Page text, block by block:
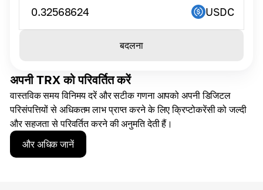
अपनी TRX को परिवर्तित करें
वास्तविक समय विनिमय दरें और सटीक गणना आपको अपनी डिजिटल
परिसंपत्तियों से अधिकतम लाभ प्राप्त करने के लिए क्रिप्टोकरेंसी को जल्दी
और सहजता से परिवर्तित करने की अनुमति देती हैं।
और अधिक जानें
0.32568624 USDC
बदलना